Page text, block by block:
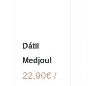
Dátil
Medjoul
22,90€ /